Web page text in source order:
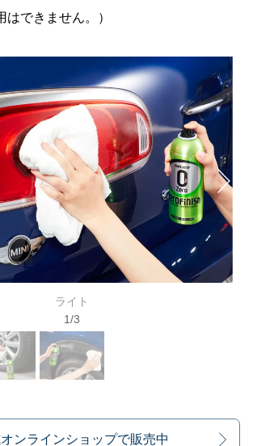
はできません。）
ライト
1/3
ンラインショップで販売中